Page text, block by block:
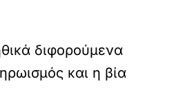
διφορούμενα
και η βία